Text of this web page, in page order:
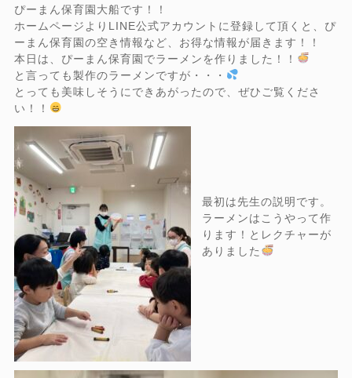
ぴーまん保育園大船です！！
ホームページよりLINE公式アカウントに登録して頂くと、ぴ
ーまん保育園の空き情報など、お得な情報が届きます！！
本日は、ぴーまん保育園でラーメンを作りました！！
と言っても製作のラーメンですが・・・
とっても美味しそうにできあがったので、ぜひご覧くださ
い！！
最初は先生の説明です。
ラーメンはこうやって作
ります！とレクチャーが
ありました